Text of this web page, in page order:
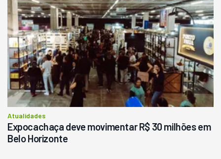
Pá Carregadeira Cat 966
Ano 1987
Londrina
R$ 145.000
Consultar
Atualidades
Expocachaça deve movimentar R$ 30 milhões em
Belo Horizonte